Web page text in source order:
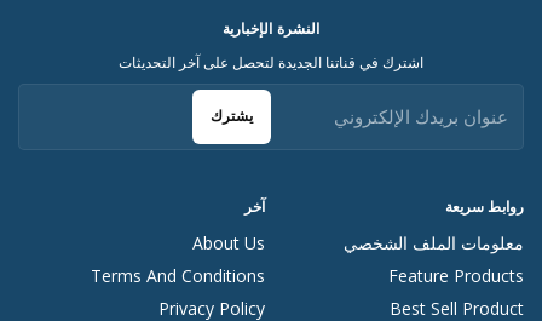
روابط سريعة
معلومات الملف الشخصي
Feature Products
Best Sell Product
آخر
About Us
Terms And Conditions
Privacy Policy
النشرة الإخبارية
اشترك في قناتنا الجديدة لتحصل على آخر التحديثات
يشترك